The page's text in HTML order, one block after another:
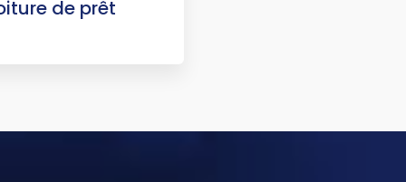
de prêt